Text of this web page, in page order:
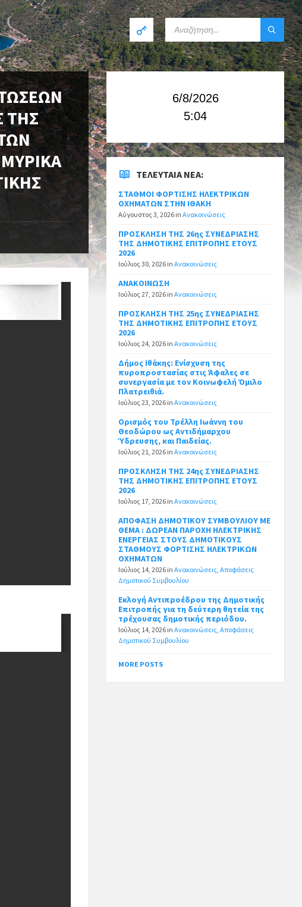
ΤΗΣ
6/8/2026
5:04
ΤΕΛΕΥΤΑΊΑ ΝΈΑ:
ΣΤΑΘΜΟΙ ΦΟΡΤΙΣΗΣ ΗΛΕΚΤΡΙΚΩΝ
ΟΧΗΜΑΤΩΝ ΣΤΗΝ ΙΘΑΚΗ
Αύγουστος 3, 2026 inΑνακοινώσεις
ΠΡΟΣΚΛΗΣΗ ΤΗΣ 26ης ΣΥΝΕΔΡΙΑΣΗΣ
ΤΗΣ ΔΗΜΟΤΙΚΗΣ ΕΠΙΤΡΟΠΗΣ ΕΤΟΥΣ
2026
Ιούλιος 30, 2026 inΑνακοινώσεις
ΑΝΑΚΟΙΝΩΣΗ
Ιούλιος 27, 2026 inΑνακοινώσεις
ΠΡΟΣΚΛΗΣΗ ΤΗΣ 25ης ΣΥΝΕΔΡΙΑΣΗΣ
ΤΗΣ ΔΗΜΟΤΙΚΗΣ ΕΠΙΤΡΟΠΗΣ ΕΤΟΥΣ
2026
Ιούλιος 24, 2026 inΑνακοινώσεις
Δήμος Ιθάκης: Ενίσχυση της
πυροπροστασίας στις Άφαλες σε
συνεργασία με τον Κοινωφελή Όμιλο
Πλατρειθιά.
Ιούλιος 23, 2026 inΑνακοινώσεις
Ορισμός του Τρέλλη Ιωάννη του
Θεοδώρου ως Αντιδήμαρχου
Ύδρευσης, και Παιδείας.
Ιούλιος 21, 2026 inΑνακοινώσεις
ΠΡΟΣΚΛΗΣΗ ΤΗΣ 24ης ΣΥΝΕΔΡΙΑΣΗΣ
ΤΗΣ ΔΗΜΟΤΙΚΗΣ ΕΠΙΤΡΟΠΗΣ ΕΤΟΥΣ
2026
Ιούλιος 17, 2026 inΑνακοινώσεις
ΑΠΟΦΑΣΗ ΔΗΜΟΤΙΚΟΥ ΣΥΜΒΟΥΛΙΟΥ ΜΕ
ΘΕΜΑ : ΔΩΡΕΑΝ ΠΑΡΟΧΗ ΗΛΕΚΤΡΙΚΗΣ
ΕΝΕΡΓΕΙΑΣ ΣΤΟΥΣ ΔΗΜΟΤΙΚΟΥΣ
ΣΤΑΘΜΟΥΣ ΦΟΡΤΙΣΗΣ ΗΛΕΚΤΡΙΚΩΝ
ΟΧΗΜΑΤΩΝ
Ιούλιος 14, 2026 inΑνακοινώσεις,Αποφάσεις
Δημοτικού Συμβουλίου
Εκλογή Αντιπροέδρου της Δημοτικής
Επιτροπής για τη δεύτερη θητεία της
τρέχουσας δημοτικής περιόδου.
Ιούλιος 14, 2026 inΑνακοινώσεις,Αποφάσεις
Δημοτικού Συμβουλίου
MORE POSTS